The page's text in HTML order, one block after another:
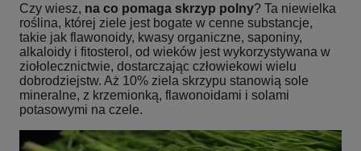
Czy wiesz, na co pomaga skrzyp polny? Ta niewielka
roślina, której ziele jest bogate w cenne substancje,
takie jak flawonoidy, kwasy organiczne, saponiny,
alkaloidy i fitosterol, od wieków jest wykorzystywana w
ziołolecznictwie, dostarczając człowiekowi wielu
dobrodziejstw. Aż 10% ziela skrzypu stanowią sole
mineralne, z krzemionką, flawonoidami i solami
potasowymi na czele.